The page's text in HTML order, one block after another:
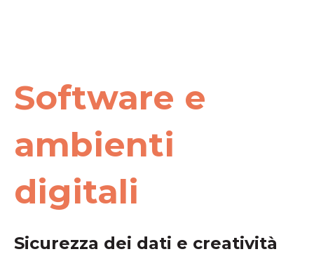
Software e
ambienti
digitali
Sicurezza dei dati e creatività